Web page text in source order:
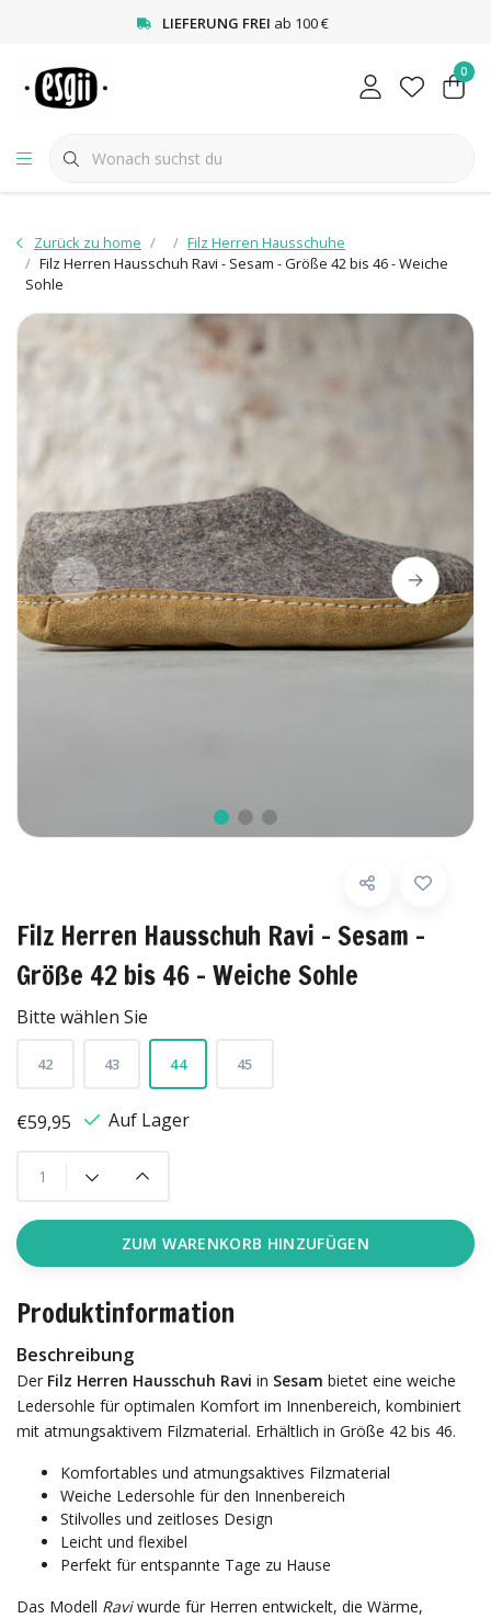
LIEFERUNG FREI ab 100 €
0
Zurück zu home
Filz Herren Hausschuhe
Filz Herren Hausschuh Ravi - Sesam - Größe 42 bis 46 - Weiche
Sohle
Filz Herren Hausschuh Ravi - Sesam -
Größe 42 bis 46 - Weiche Sohle
Bitte wählen Sie
42 43 44 45
€59,95 Auf Lager
ZUM WARENKORB HINZUFÜGEN
Produktinformation
Beschreibung
Der Filz Herren Hausschuh Ravi in Sesam bietet eine weiche
Ledersohle für optimalen Komfort im Innenbereich, kombiniert
mit atmungsaktivem Filzmaterial. Erhältlich in Größe 42 bis 46.
Komfortables und atmungsaktives Filzmaterial
Weiche Ledersohle für den Innenbereich
Stilvolles und zeitloses Design
Leicht und flexibel
Perfekt für entspannte Tage zu Hause
Das Modell Raviwurde für Herren entwickelt, die Wärme,